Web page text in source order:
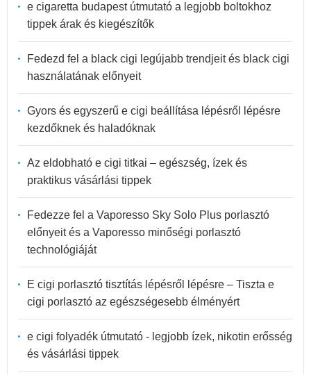
e cigaretta budapest útmutató a legjobb boltokhoz
tippek árak és kiegészítők
Fedezd fel a black cigi legújabb trendjeit és black cigi
használatának előnyeit
Gyors és egyszerű e cigi beállítása lépésről lépésre
kezdőknek és haladóknak
Az eldobható e cigi titkai – egészség, ízek és
praktikus vásárlási tippek
Fedezze fel a Vaporesso Sky Solo Plus porlasztó
előnyeit és a Vaporesso minőségi porlasztó
technológiáját
E cigi porlasztó tisztítás lépésről lépésre – Tiszta e
cigi porlasztó az egészségesebb élményért
e cigi folyadék útmutató - legjobb ízek, nikotin erősség
és vásárlási tippek